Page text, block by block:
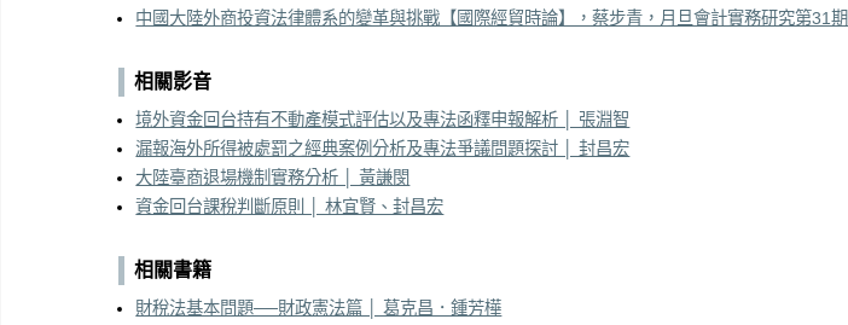
中國大陸外商投資法律體系的變革與挑戰【國際經貿時論】，蔡步青，月旦會計實務研究第31期
相關影音
境外資金回台持有不動產模式評估以及專法函釋申報解析 │ 張淵智
漏報海外所得被處罰之經典案例分析及專法爭議問題探討 │ 封昌宏
大陸臺商退場機制實務分析 │ 黃謙閔
資金回台課稅判斷原則 │ 林宜賢、封昌宏
相關書籍
財稅法基本問題──財政憲法篇 │ 葛克昌．鍾芳樺